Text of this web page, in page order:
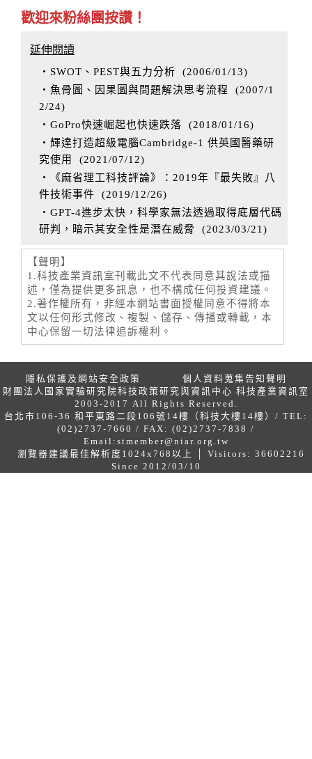
歡迎來粉絲團按讚！
延伸閱讀
‧SWOT、PEST與五力分析 (2006/01/13)
‧魚骨圖、因果圖與問題解決思考流程
(2007/1
2/24)
‧GoPro快速崛起也快速跌落 (2018/01/16)
‧輝達打造超級電腦Cambridge-1 供英國醫藥研
究使用
(2021/07/12)
‧《麻省理工科技評論》：2019年『最失敗』八
件技術事件 (2019/12/26)
‧GPT-4進步太快，科學家無法透過取得底層代碼
研判，暗示其安全性是潛在威脅
(2023/03/21)
【聲明】
1.科技產業資訊室刊載此文不代表同意其說法或描
述，僅為提供更多訊息，也不構成任何投資建議。
2.著作權所有，非經本網站書面授權同意不得將本
文以任何形式修改、複製、儲存、傳播或轉載，本
中心保留一切法律追訴權利。
隱私保護及網站安全政策
個人資料蒐集告知聲明
財團法人國家實驗研究院科技政策研究與資訊中心 科技產業資訊室
2003-2017 All Rights Reserved.
台北市106-36 和平東路二段106號14樓（科技大樓14樓）/ TEL:
(02)2737-7660 / FAX: (02)2737-7838 /
Email: stmember@niar.org.tw
瀏覽器建議最佳解析度1024x768以上 │ Visitors: 36602216
Since 2012/03/10